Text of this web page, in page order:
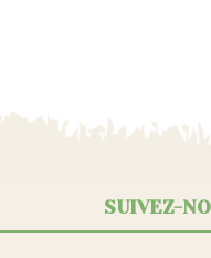
SUIVEZ-